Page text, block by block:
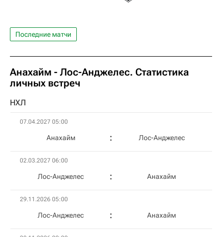
Последние матчи
Анахайм - Лос-Анджелес. Статистика
личных встреч
НХЛ
07.04.2027 05:00
Анахайм Лос-Анджелес
02.03.2027 06:00
Лос-Анджелес Анахайм
29.11.2026 05:00
Лос-Анджелес Анахайм